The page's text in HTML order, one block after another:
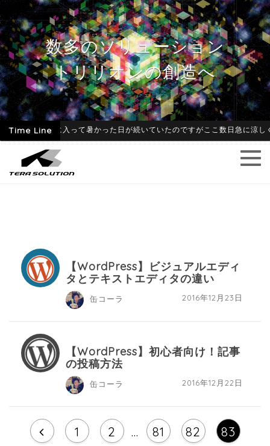
数多のソリューション
トリリオンの創造へ
Time Line
06-09 6月に入って暑かった日が続いていたのですがここ数日急に涼し
【WordPress】ビジュアルエディ
タとテキストエディタの違い
2016年12月23日
缶コーラ
【WordPress】初心者向け！記事
の投稿方法
2016年12月22日
缶コーラ
1 2 … 81 82 83